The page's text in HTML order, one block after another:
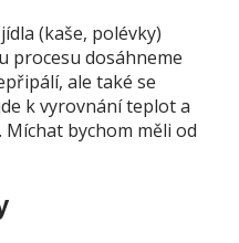
(kaše, polévky)
procesu dosáhneme
ale také se
k vyrovnání teplot a
Míchat bychom měli od